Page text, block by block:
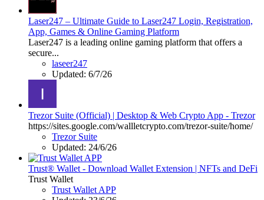
Laser247 – Ultimate Guide to Laser247 Login, Registration,
App, Games & Online Gaming Platform
Laser247 is a leading online gaming platform that offers a
secure...
laseer247
Updated: 6/7/26
Trezor Suite (Official) | Desktop & Web Crypto App - Trezor
https://sites.google.com/wallletcrypto.com/trezor-suite/home/
Trezor Suite
Updated: 24/6/26
Trust® Wallet - Download Wallet Extension | NFTs and DeFi
Trust Wallet
Trust Wallet APP